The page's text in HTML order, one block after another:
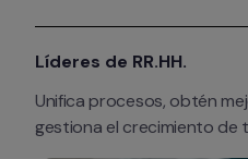
Líderes de RR.HH.
Unifica procesos, obtén
gestiona el crecimiento de